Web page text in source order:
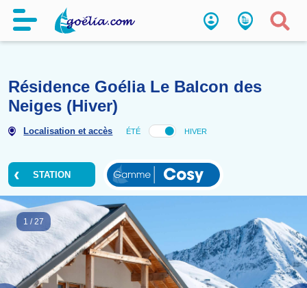
Résidence Goélia Le Balcon
Neiges (Hiver)
Localisation et accès ÉTÉ
STATION
1 /27